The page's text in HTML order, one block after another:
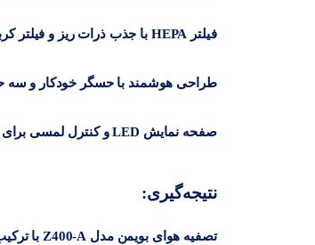
فیلتر HEPA با جذب ذرات ریز و فیلتر کربنی برای حذف بوهای ناخوشایند
طراحی هوشمند با حسگر خودکار و سه
صفحه نمایش LED و کنترل لمسی برای تجربه کاربری راحت‌تر
نتیجه‌گیری:
تصفیه هوای بویمن مدل Z400-A با